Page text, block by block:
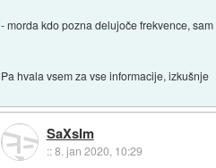
- morda kdo pozna delujoče frekvence,
Pa hvala vsem za vse informacije, izkušnje
SaXsIm
::8. jan 2020, 10:29